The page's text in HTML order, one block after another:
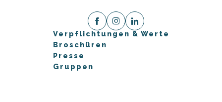
Verpflichtungen & Werte
Broschüren
Presse
Gruppen